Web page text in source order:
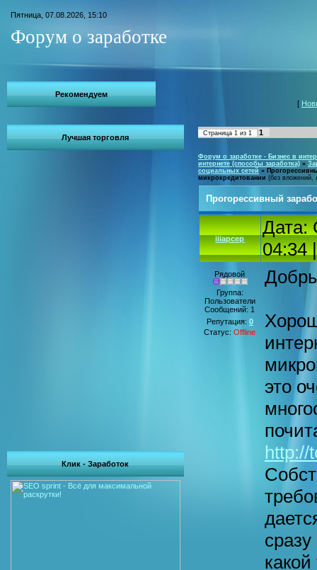
Пятница, 07.08.2026, 15:10
Форум о заработке
Рекомендуем
Лучшая торговля
Клик - Заработок
[
Страница 1 из 1 1
Форум о заработке - Бизнес в
интернете (способы заработка) »
социальных сетей »
микрокредитовании (без вложений,
Прогорессивный
iiiapcep
Дата:
04:34
Рядовой
Группа:
Пользователи
Сообщений: 1
Репутация: 0
Статус:Offline
это
http://